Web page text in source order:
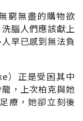
窮無盡的購物欲
腦人們應該獻上
早已感到無法負
）正是受困其中
，上次柏克與她
療，她卻立刻後